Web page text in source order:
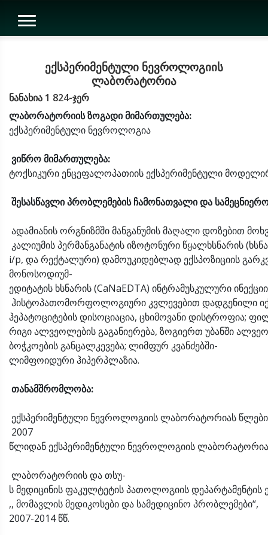
ექსპერიმენტული ნევროლოგიის
ლაბორატორია
ნანახია 1 824-ჯერ
ლაბორატორიისზოგადიმიმართულება:
ექსპერიმენტული ნევროლოგია
ვიწრომიმართულება:
ტოქსიკური ენცეფალოპათიის ექსპერიმენტული
შესასწავლიპრობლემების ჩამონათვალიდა
ადამიანის ორგნიზმში მანგანუმის მაღალი დოზებით
კალიუმის პერმანგანატის იზოტონური წყალხსნარის
i/p, და რექტალური) დამოუკიდებლად ექსპოზიციის
მონოსოდიუმ-
ედიტატის ხსნარის (CaNaEDTA) ინტრამუსკულური
ჰისტოპათომორფოლოგიური კვლევებით დადგენილი
ჰეპატოციტების დისოციაცია, ცხიმოვანი დისტროფია;
რიგი ალვეოლების გაგანიერება, ზოგიერთ უბანში
ბოჭკოების განცალკევება; ლიმფურ კვანძებში-
ლიმფოიდური ჰიპერპლაზია.
თანამშრომლობა:
ექსპერიმენტული ნევროლოგიის ლაბორატორიას
2007
წლიდან ექსპერიმენტული ნევროლოგიის ლაბორატორია
ლაბორატორიის და თსუ-
ს მედიცინის ფაკულტეტის პათოლოგიის
,, მომავლის მედიკოსები და სამედიცინო პრობლემები“,
2007-2014 წწ.